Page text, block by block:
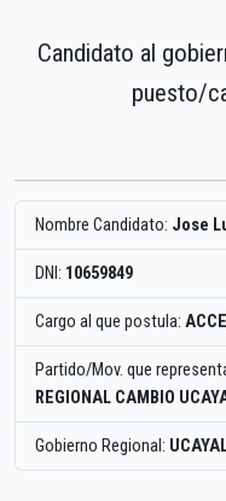
Candidato al
puesto/
Nombre Candidato: Jose
DNI: 10659849
Cargo al que postula:
Partido/Mov. que
REGIONAL CAMBIO
Gobierno Regional: